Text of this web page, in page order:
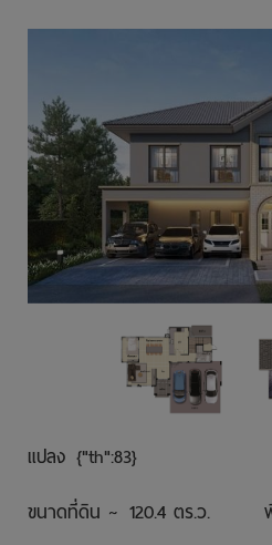
แปลง {"th":83}
ขนาดที่ดิน ~ 120.4 ตร.ว.